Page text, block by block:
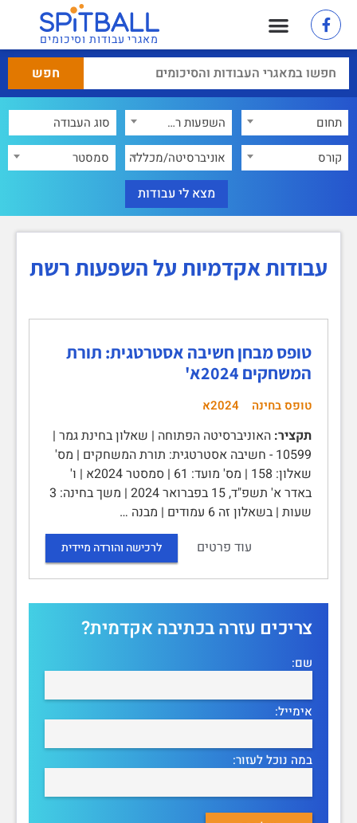
מאגרי עבודות וסיכומים
תחום
השפעות רשת
קורס
אוניברסיטה/מכללה סמסטר
עבודות אקדמיות על השפעות רשת
טופס מבחן חשיבה אסטרטגית: תורת
המשחקים 2024א'
טופס בחינה 2024א
תקציר: האוניברסיטה הפתוחה | שאלון בחינת גמר |
10599 - חשיבה אסטרטגית: תורת המשחקים | מס'
שאלון: 158 | מס' מועד: 61 | סמסטר 2024א | ו'
באדר א' תשפ"ד, 15 בפברואר 2024 | משך בחינה: 3
שעות | בשאלון זה 6 עמודים | מבנה …
עוד פרטים
לרכישה והורדה מיידית
צריכים עזרה בכתיבה אקדמית?
שם:
אימייל:
במה נוכל לעזור: